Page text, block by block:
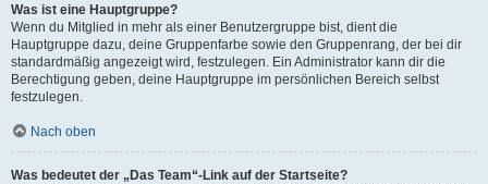
Was ist eine Hauptgruppe?
Wenn du Mitglied in mehr als einer Benutzergruppe bist, dient die
Hauptgruppe dazu, deine Gruppenfarbe sowie den Gruppenrang, der bei dir
standardmäßig angezeigt wird, festzulegen. Ein Administrator kann dir die
Berechtigung geben, deine Hauptgruppe im persönlichen Bereich selbst
festzulegen.
Nach oben
Was bedeutet der „Das Team“-Link auf der Startseite?